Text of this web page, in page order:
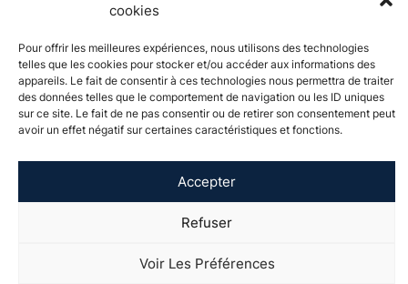
cookies
Pour offrir les meilleures expériences, nous utilisons des technologies
telles que les cookies pour stocker et/ou accéder aux informations des
appareils. Le fait de consentir à ces technologies nous permettra de traiter
des données telles que le comportement de navigation ou les ID uniques
sur ce site. Le fait de ne pas consentir ou de retirer son consentement peut
avoir un effet négatif sur certaines caractéristiques et fonctions.
Accepter
Refuser
Voir Les Préférences
À propos de
l'Université
Actualités Événements
Catalogue de
formation